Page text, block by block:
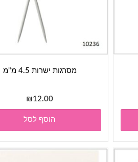
מסרגות ישרות 4.5 מ"מ
₪12.00
הוסף לסל